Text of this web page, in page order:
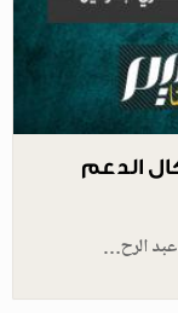
الدعم
الرح…